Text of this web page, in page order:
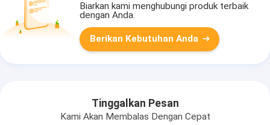
Biarkan kami menghubungi produk terbaik
dengan Anda.
Berikan Kebutuhan Anda
Tinggalkan Pesan
Kami Akan Membalas Dengan Cepat